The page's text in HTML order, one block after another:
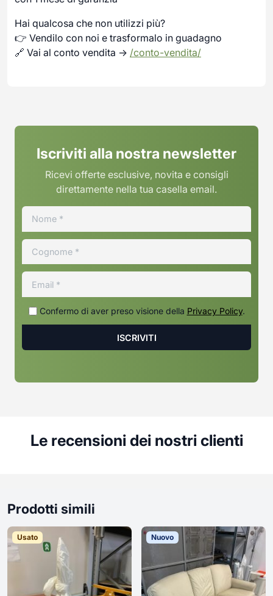
Hai qualcosa che non utilizzi più?
👉 Vendilo con noi e trasformalo in guadagno
🔗 Vai al conto vendita → /conto-vendita/
Iscriviti alla nostra newsletter
Ricevi offerte esclusive, novita e consigli
direttamente nella tua casella email.
Confermo di aver preso visione della Privacy Policy.
Le recensioni dei nostri clienti
Prodotti simili
Usato Nuovo